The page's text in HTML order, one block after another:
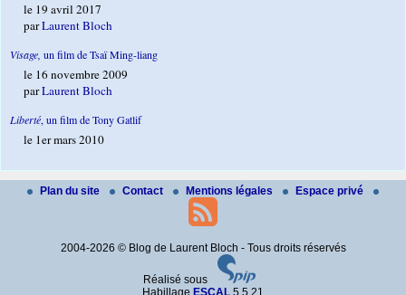
le 19 avril 2017
parLaurent Bloch
Visage, un film de Tsaï Ming-liang
le 16 novembre 2009
parLaurent Bloch
Liberté, un film de Tony Gatlif
le 1er mars 2010
Plan du site Contact Mentions légales Espace privé
2004-2026 © Blog de Laurent Bloch - Tous droits réservés
Réalisé sous
Habillage ESCAL 5.5.21